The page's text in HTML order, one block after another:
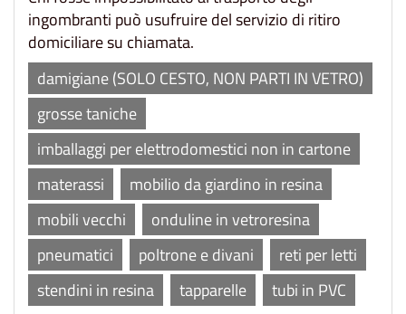
ingombranti può usufruire del servizio di ritiro
domiciliare su chiamata.
damigiane (SOLO CESTO, NON PARTI IN VETRO)
grosse taniche
imballaggi per elettrodomestici non in cartone
materassi
mobilio da giardino in resina
mobili vecchi
onduline in vetroresina
pneumatici
poltrone e divani
reti per letti
stendini in resina
tapparelle tubi in PVC